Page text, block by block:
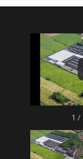
1 /